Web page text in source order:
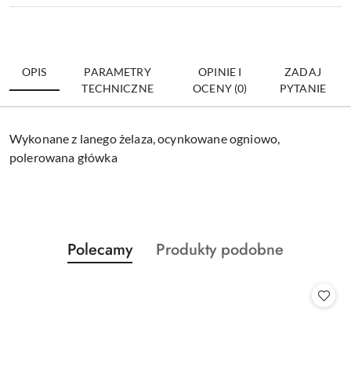
OPIS
PARAMETRY
TECHNICZNE
OPINIE I
OCENY (0)
ZADAJ
PYTANIE
Wykonane z lanego żelaza, ocynkowane ogniowo,
polerowana główka
Pomiń karuzelę produktów
Produkty
o
Polecamy
Produkty
Produkty podobne